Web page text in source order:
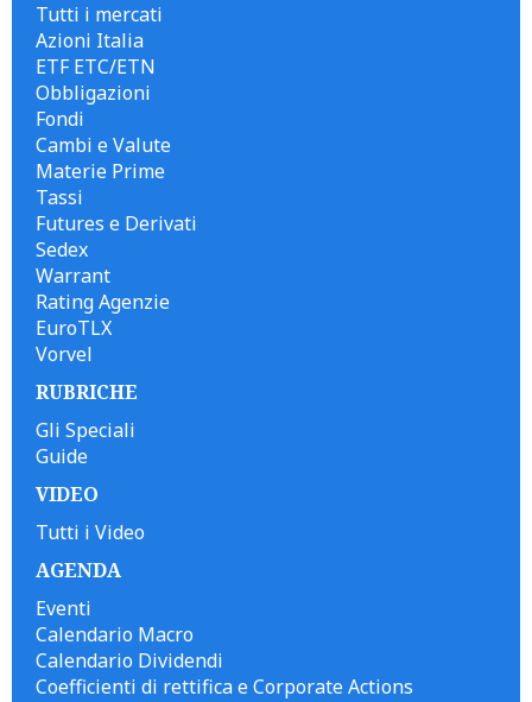
Tutti i mercati
Azioni Italia
ETF ETC/ETN
Obbligazioni
Fondi
Cambi e Valute
Materie Prime
Tassi
Futures e Derivati
Sedex
Warrant
Rating Agenzie
EuroTLX
Vorvel
RUBRICHE
Gli Speciali
Guide
VIDEO
Tutti i Video
AGENDA
Eventi
Calendario Macro
Calendario Dividendi
Coefficienti di rettifica e Corporate Actions